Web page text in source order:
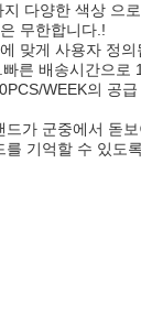
다양한 색상 으
무한합니다.!
맞게 사용자 정
른 배송시간으
WEEK의 공
가 군중에서 돋
기억할 수 있도